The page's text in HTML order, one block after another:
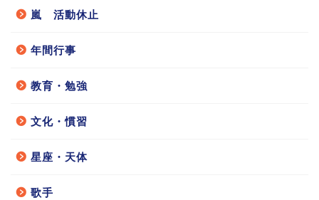
嵐 活動休止
年間行事
教育・勉強
文化・慣習
星座・天体
歌手